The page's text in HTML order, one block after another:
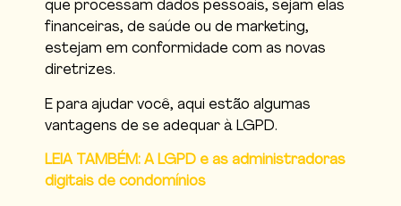
que processam dados pessoais, sejam elas
financeiras, de saúde ou de marketing,
estejam em conformidade com as novas
diretrizes.
E para ajudar você, aqui estão algumas
vantagens de se adequar à LGPD.
LEIA TAMBÉM: A LGPD e as administradoras
digitais de condomínios